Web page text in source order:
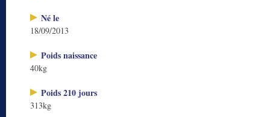
Né le
18/09/2013
Poids naissance
40kg
Poids 210 jours
313kg